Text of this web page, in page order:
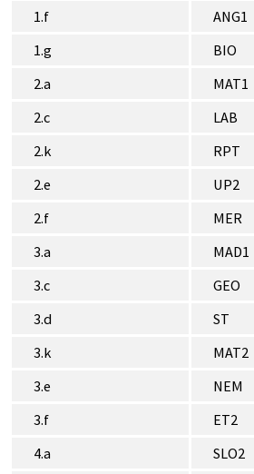
1.f
ANG1
1.g
BIO
2.a
MAT1
2.c
LAB
2.k
RPT
2.e
UP2
2.f
MER
3.a
MAD1
3.c
GEO
3.d
ST
3.k
MAT2
3.e
NEM
3.f
ET2
4.a
SLO2